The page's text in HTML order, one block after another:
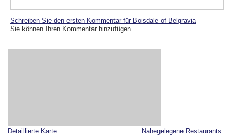
Nahegelegene Restaurants
Detaillierte Karte
Schreiben Sie den ersten Kommentar für Boisdale of Belgravia
Sie können Ihren Kommentar hinzufügen